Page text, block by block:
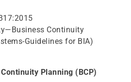
Continuity
Guidelines for BIA)
Planning (BCP)